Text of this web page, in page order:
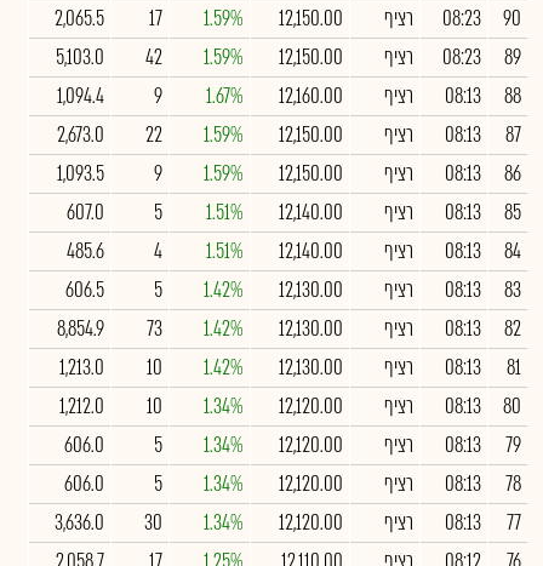
90
08:23 רציף 12,150.00
1.59%
17
2,065.5
89
08:23 רציף 12,150.00
1.59%
42
5,103.0
88
08:13 רציף 12,160.00
1.67%
9
1,094.4
87
08:13 רציף 12,150.00
1.59%
22
2,673.0
86
08:13 רציף 12,150.00
1.59%
9
1,093.5
85
08:13 רציף 12,140.00
1.51%
5
607.0
84
08:13 רציף 12,140.00
1.51%
4
485.6
83
08:13 רציף 12,130.00
1.42%
5
606.5
82
08:13 רציף 12,130.00
1.42%
73
8,854.9
81
08:13 רציף 12,130.00
1.42%
10
1,213.0
80
08:13 רציף 12,120.00
1.34%
10
1,212.0
79
08:13 רציף 12,120.00
1.34%
5
606.0
78
08:13 רציף 12,120.00
1.34%
5
606.0
77
08:13 רציף 12,120.00
1.34%
30
3,636.0